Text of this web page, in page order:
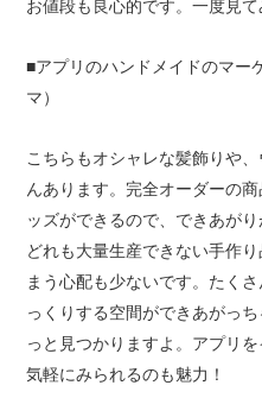
お値段も良心的です。一度見
■アプリのハンドメイドのマー
マ）
こちらもオシャレな髪飾りや
んあります。完全オーダーの
ッズができるので、できあが
どれも大量生産できない手作
まう心配も少ないです。たく
っくりする空間ができあがっ
っと見つかりますよ。アプリ
気軽にみられるのも魅力！